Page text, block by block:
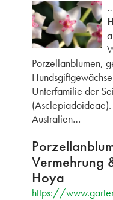
Porzellanblumen,
Unterfamilie der
Australien…
Vermehrung
Hoya
https://